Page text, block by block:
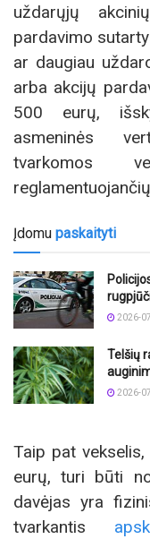
uždarųjų
pardavimo
ar daugiau
arba akcijų
500 eurų,
asmeninės
tvarkomos
Įdomu paskaityti
2026-
Telšių
2026-
Taip pat
eurų, turi būti
davėjas yra
tvarkantis